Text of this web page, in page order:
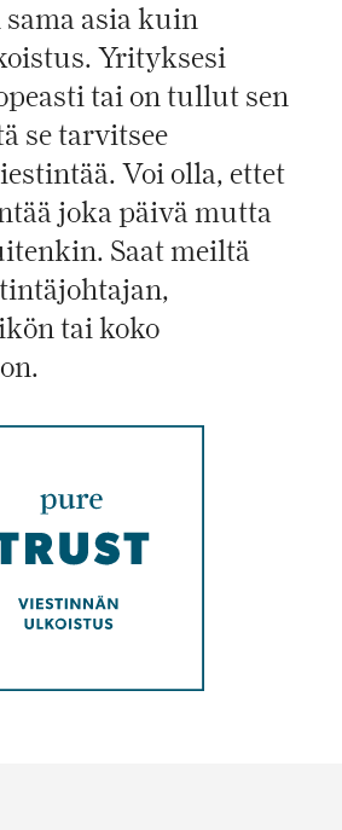
asia kuin
Yrityksesi
tai on tullut sen
se tarvitsee
Voi olla, ettet
joka päivä mutta
Saat meiltä
tai koko